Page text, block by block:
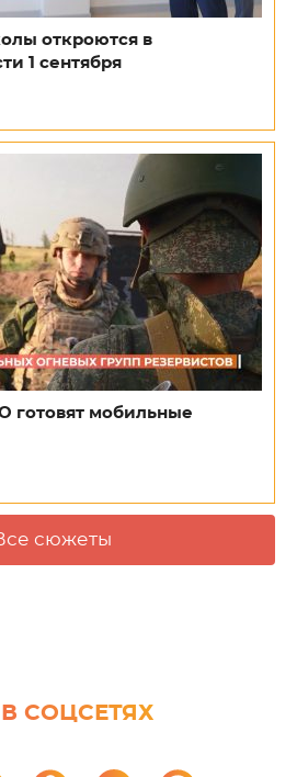
откроются в
1 сентября
готовят мобильные
сюжеты
СОЦСЕТЯХ